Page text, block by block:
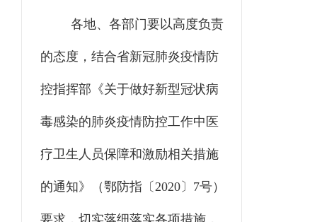
各地、各部门要以高度负责
的态度 ， 结合省新冠肺炎疫情防
控指挥部《关于做好新型冠状病
毒感染的肺炎疫情防控工作中医
疗卫生人员保障和激励相关措施
的通知》 （鄂防指〔 2020 〕 7号）